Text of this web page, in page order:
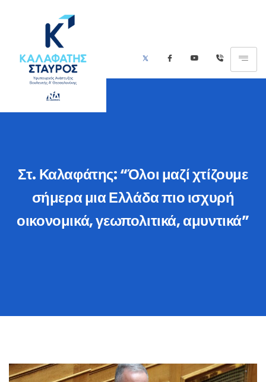
Στ. Καλαφάτης: “Όλοι μαζί χτίζουμε
σήμερα μια Ελλάδα πιο ισχυρή
οικονομικά, γεωπολιτικά, αμυντικά”